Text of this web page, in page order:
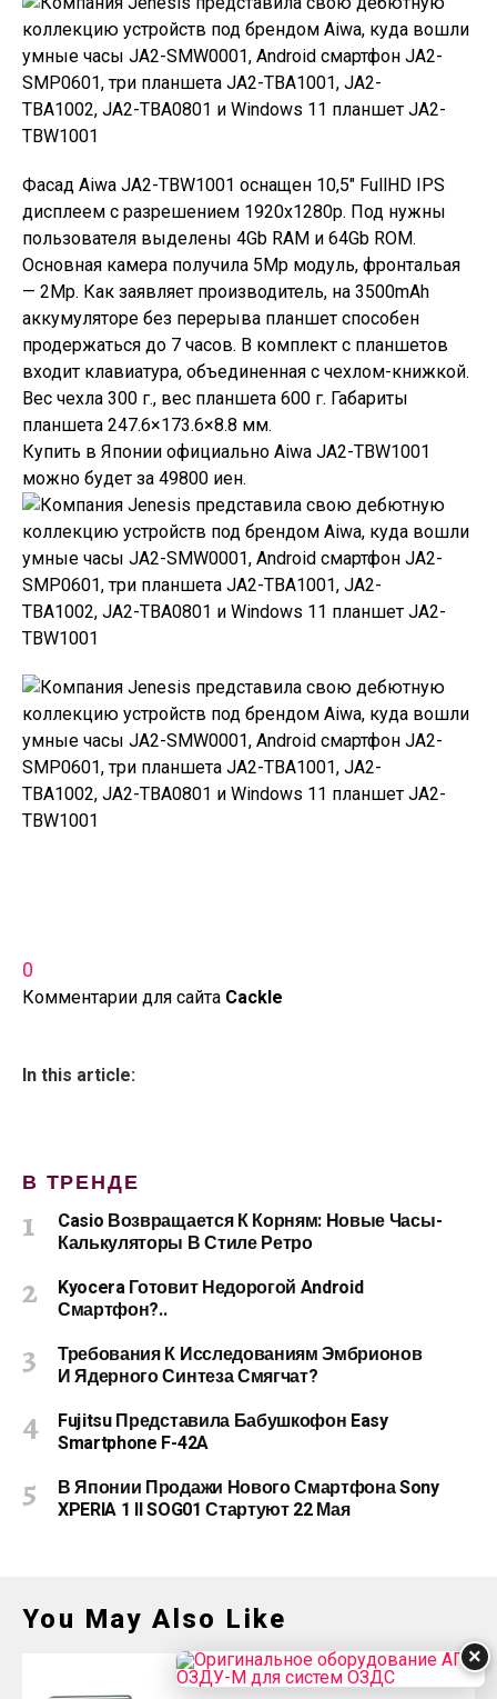
Фасад Aiwa JA2-TBW1001 оснащен 10,5″ FullHD IPS
дисплеем с разрешением 1920x1280p. Под нужны
пользователя выделены 4Gb RAM и 64Gb ROM.
Основная камера получила 5Mp модуль, фронтальая
— 2Mp. Как заявляет производитель, на 3500mAh
аккумуляторе без перерыва планшет способен
продержаться до 7 часов. В комплект с планшетов
входит клавиатура, объединенная с чехлом-книжкой.
Вес чехла 300 г., вес планшета 600 г. Габариты
планшета 247.6×173.6×8.8 мм.
Купить в Японии официально Aiwa JA2-TBW1001
можно будет за 49800 иен.
0
Комментарии для сайта Cackle
In this article:
В ТРЕНДЕ
Casio Возвращается К Корням: Новые Часы-
Калькуляторы В Стиле Ретро
Kyocera Готовит Недорогой Android
Смартфон?..
Требования К Исследованиям Эмбрионов
И Ядерного Синтеза Смягчат?
Fujitsu Представила Бабушкофон Easy
Smartphone F-42A
В Японии Продажи Нового Смартфона Sony
XPERIA 1 II SOG01 Стартуют 22 Мая
You May Also Like
×